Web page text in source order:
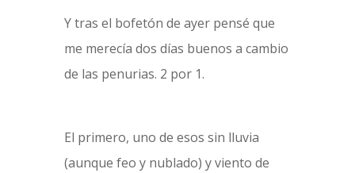
Y tras el bofetón de ayer pensé que
me merecía dos días buenos a cambio
de las penurias. 2 por 1.
El primero, uno de esos sin lluvia
(aunque feo y nublado) y viento de